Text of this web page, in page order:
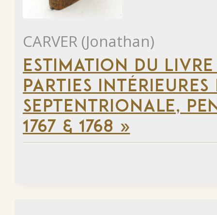
CARVER (Jonathan)
ESTIMATION DU
PARTIES
SEPTENTRIONALE,
1767 & 1768 »